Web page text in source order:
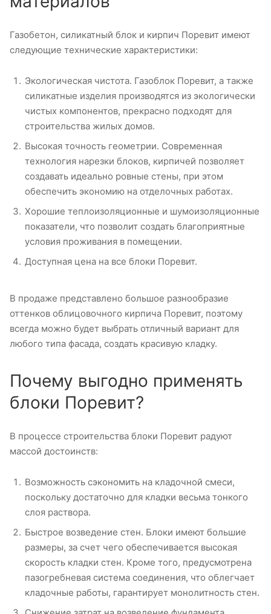
Газобетон, силикатный блок и кирпич Поревит имеют
следующие технические характеристики:
Экологическая чистота. Газоблок Поревит, а также
силикатные изделия производятся из экологически
чистых компонентов, прекрасно подходят для
строительства жилых домов.
Высокая точность геометрии. Современная
технология нарезки блоков, кирпичей позволяет
создавать идеально ровные стены, при этом
обеспечить экономию на отделочных работах.
Хорошие теплоизоляционные и шумоизоляционные
показатели, что позволит создать благоприятные
условия проживания в помещении.
Доступная цена на все блоки Поревит.
В продаже представлено большое разнообразие
оттенков облицовочного кирпича Поревит, поэтому
всегда можно будет выбрать отличный вариант для
любого типа фасада, создать красивую кладку.
Почему выгодно применять
блоки Поревит?
В процессе строительства блоки Поревит радуют
массой достоинств:
Возможность сэкономить на кладочной смеси,
поскольку достаточно для кладки весьма тонкого
слоя раствора.
Быстрое возведение стен. Блоки имеют большие
размеры, за счет чего обеспечивается высокая
скорость кладки стен. Кроме того, предусмотрена
пазогребневая система соединения, что облегчает
кладочные работы, гарантирует монолитность стен.